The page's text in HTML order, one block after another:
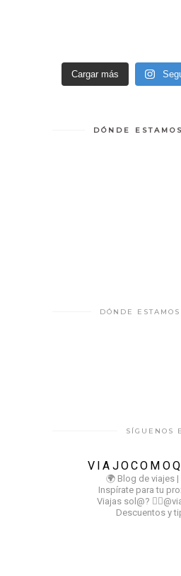
Cargar más
DÓNDE
DÓNDE
SÍGUENOS
🌍 Blog de viajes |
Inspírate para tu
Viajas sol@?
Descuentos y